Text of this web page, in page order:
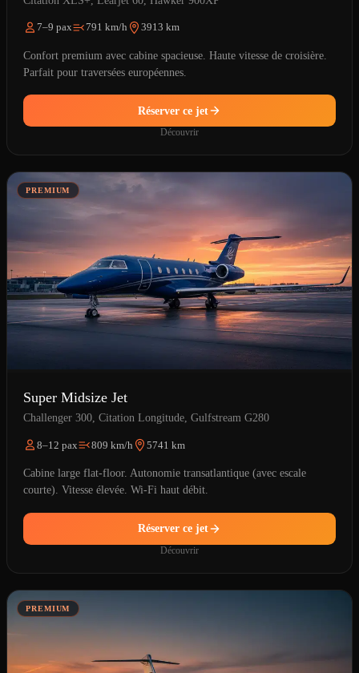
7–9 pax 791 km/h 3913 km
Confort premium avec cabine spacieuse. Haute vitesse de croisière.
Parfait pour traversées européennes.
Réserver ce jet
Découvrir
PREMIUM
Super Midsize Jet
Challenger 300, Citation Longitude, Gulfstream G280
8–12 pax 809 km/h 5741 km
Cabine large flat-floor. Autonomie transatlantique (avec escale
courte). Vitesse élevée. Wi-Fi haut débit.
Réserver ce jet
Découvrir
PREMIUM